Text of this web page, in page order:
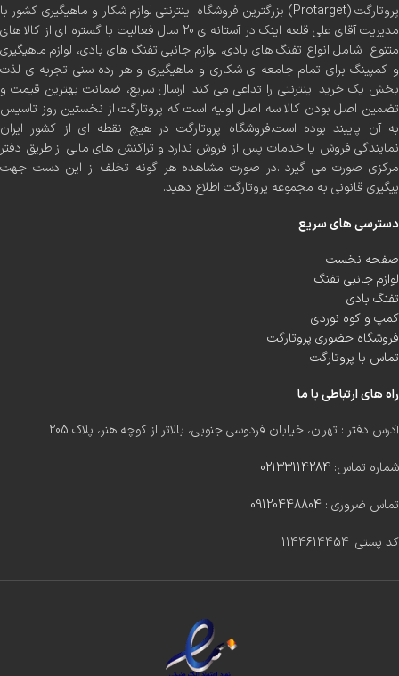
پروتارگت (Protarget) بزرگترین فروشگاه اینترنتی لوازم شکار و ماهیگیری کشور با
مدیریت آقای علی قلعه اینک در آستانه ی 20 سال فعالیت با گستره ای از کالا های
متنوع شامل انواع تفنگ های بادی، لوازم جانبی تفنگ های بادی، لوازم ماهیگیری
و کمپینگ برای تمام جامعه ی شکاری و ماهیگیری و هر رده سنی تجربه ی لذت
بخش یک خرید اینترنتی را تداعی می کند. ارسال سریع، ضمانت بهترین قیمت و
تضمین اصل بودن کالا سه اصل اولیه است که پروتارگت از نخستین روز تاسیس
به آن پایبند بوده است.فروشگاه پروتارگت در هیچ نقطه ای از کشور ایران
نمایندگی فروش یا خدمات پس از فروش ندارد و تراکنش های مالی از طریق دفتر
مرکزی صورت می گیرد .در صورت مشاهده هر گونه تخلف از این دست جهت
پیگیری قانونی به مجموعه پروتارگت اطلاع دهید.
دسترسی های سریع
صفحه نخست
لوازم جانبی تفنگ
تفنگ بادی
کمپ و کوه نوردی
فروشگاه حضوری پروتارگت
تماس با پروتارگت
راه های ارتباطی با ما
آدرس دفتر : تهران، خیابان فردوسی جنوبی، بالاتر از کوچه هنر، پلاک 205
شماره تماس: 02133114284
تماس ضروری : 09120448804
کد پستی: 1144614454